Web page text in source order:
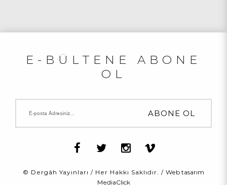
E-BÜLTENE ABONE
OL
© Dergâh Yayınları / Her Hakkı Saklıdır. / Web tasarım
MediaClick